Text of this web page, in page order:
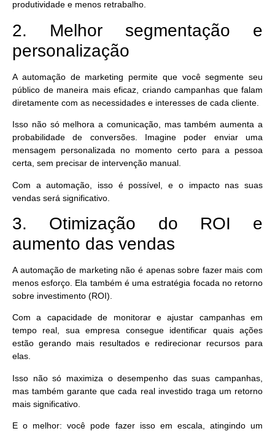
produtividade e menos retrabalho.
2. Melhor segmentação e
personalização
A automação de marketing permite que você segmente seu
público de maneira mais eficaz, criando campanhas que falam
diretamente com as necessidades e interesses de cada cliente.
Isso não só melhora a comunicação, mas também aumenta a
probabilidade de conversões. Imagine poder enviar uma
mensagem personalizada no momento certo para a pessoa
certa, sem precisar de intervenção manual.
Com a automação, isso é possível, e o impacto nas suas
vendas será significativo.
3. Otimização do ROI e
aumento das vendas
A automação de marketing não é apenas sobre fazer mais com
menos esforço. Ela também é uma estratégia focada no retorno
sobre investimento (ROI).
Com a capacidade de monitorar e ajustar campanhas em
tempo real, sua empresa consegue identificar quais ações
estão gerando mais resultados e redirecionar recursos para
elas.
Isso não só maximiza o desempenho das suas campanhas,
mas também garante que cada real investido traga um retorno
mais significativo.
E o melhor:você pode fazer isso em escala, atingindo um